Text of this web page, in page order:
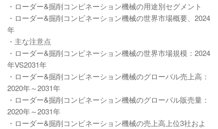
・ローダー&掘削コンビネーション機械の用途別セグメント
・ローダー&掘削コンビネーション機械の世界市場概要、2024
年
・主な注意点
・ローダー&掘削コンビネーション機械の世界市場規模：2024
年VS2031年
・ローダー&掘削コンビネーション機械のグローバル売上高：
2020年～2031年
・ローダー&掘削コンビネーション機械のグローバル販売量：
2020年～2031年
・ローダー&掘削コンビネーション機械の売上高上位3社およ